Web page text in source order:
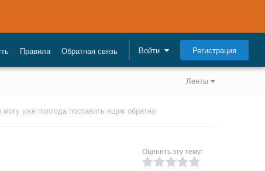
Правила Обратная связь Войти Регистрация
Ленты
могу уже полгода поставить ящик обратно
Оценить эту тему: